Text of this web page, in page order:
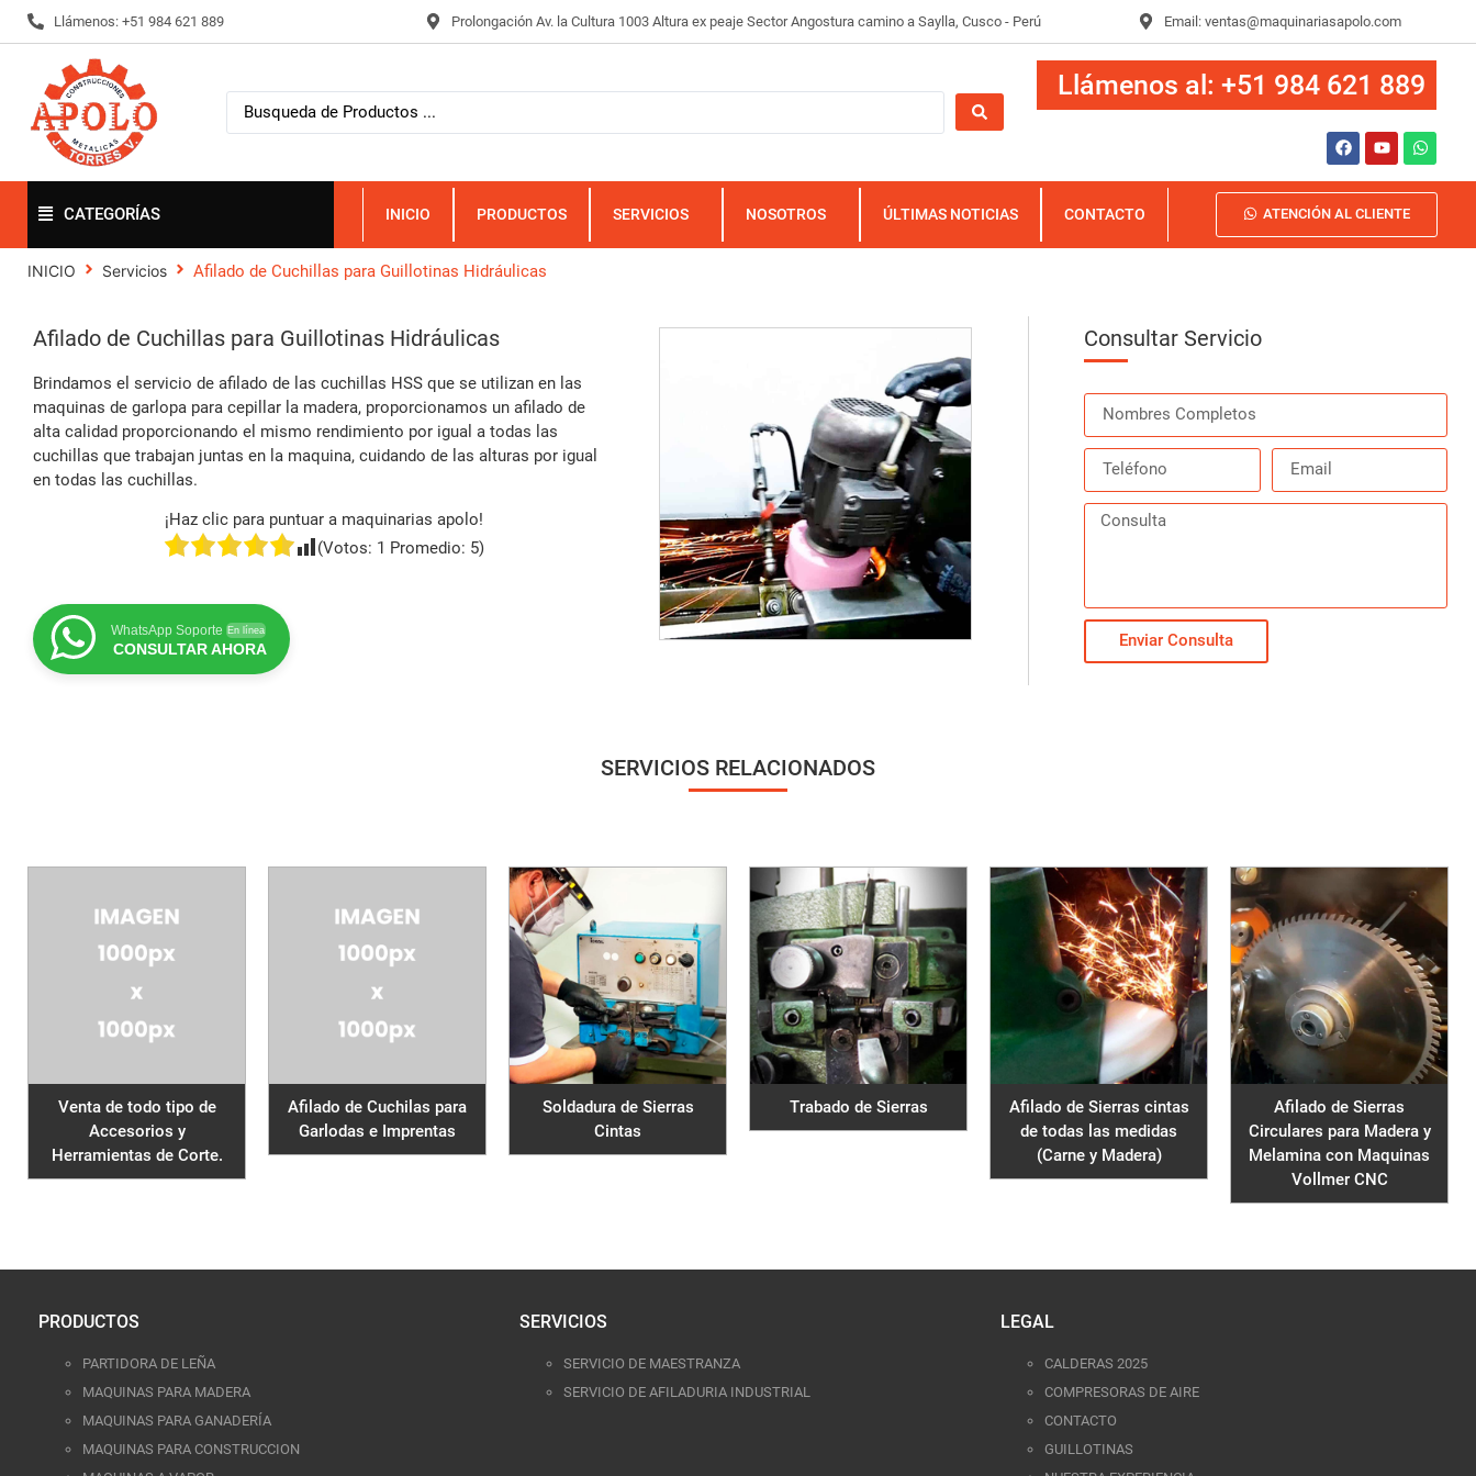
Llámenos: +51 984 621 889 Prolongación Av. la Cultura 1003 Altura ex peaje Sector Angostura camino a Saylla, Cusco - Perú Email: ventas@maquinariasapolo.com
Llámenos al: +51 984 621 889
CATEGORÍAS INICIO PRODUCTOS SERVICIOS NOSOTROS ÚLTIMAS NOTICIAS CONTACTO ATENCIÓN AL CLIENTE
INICIO Servicios Afilado de Cuchillas para Guillotinas Hidráulicas
Afilado de Cuchillas para Guillotinas Hidráulicas
Brindamos el servicio de afilado de las cuchillas HSS que se utilizan en las
maquinas de garlopa para cepillar la madera, proporcionamos un afilado de
alta calidad proporcionando el mismo rendimiento por igual a todas las
cuchillas que trabajan juntas en la maquina, cuidando de las alturas por igual
en todas las cuchillas.
¡Haz clic para puntuar a maquinarias apolo!
(Votos: 1 Promedio: 5)
WhatsApp Soporte En línea
CONSULTAR AHORA
Consultar Servicio
Enviar Consulta
SERVICIOS RELACIONADOS
Venta de todo tipo de
Accesorios y
Herramientas de Corte.
Afilado de Cuchilas para
Garlodas e Imprentas
Soldadura de Sierras
Cintas
Trabado de Sierras
Afilado de Sierras cintas
de todas las medidas
(Carne y Madera)
Afilado de Sierras
Circulares para Madera y
Melamina con Maquinas
Vollmer CNC
PRODUCTOS
PARTIDORA DE LEÑA
MAQUINAS PARA MADERA
MAQUINAS PARA GANADERÍA
MAQUINAS PARA CONSTRUCCION
SERVICIOS
SERVICIO DE MAESTRANZA
SERVICIO DE AFILADURIA INDUSTRIAL
LEGAL
CALDERAS 2025
COMPRESORAS DE AIRE
CONTACTO
GUILLOTINAS